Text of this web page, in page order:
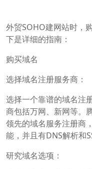
外贸SOHO建网站时，
下是详细的指南：
购买域名
选择域名注册服务商：
选择一个靠谱的域名注
商包括万网、新网等。
领先的域名服务注册商
能，并且有DNS解析和
研究域名选项：